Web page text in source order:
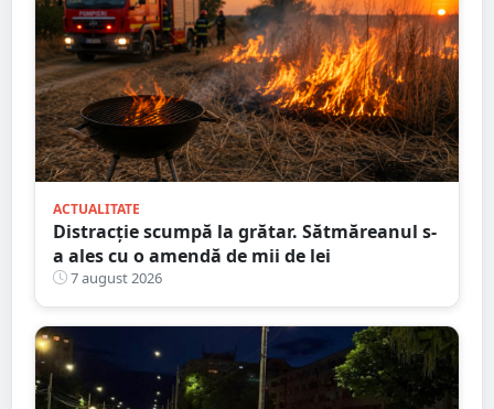
ACTUALITATE
Distracție scumpă la grătar. Sătmăreanul s-
a ales cu o amendă de mii de lei
7 august 2026